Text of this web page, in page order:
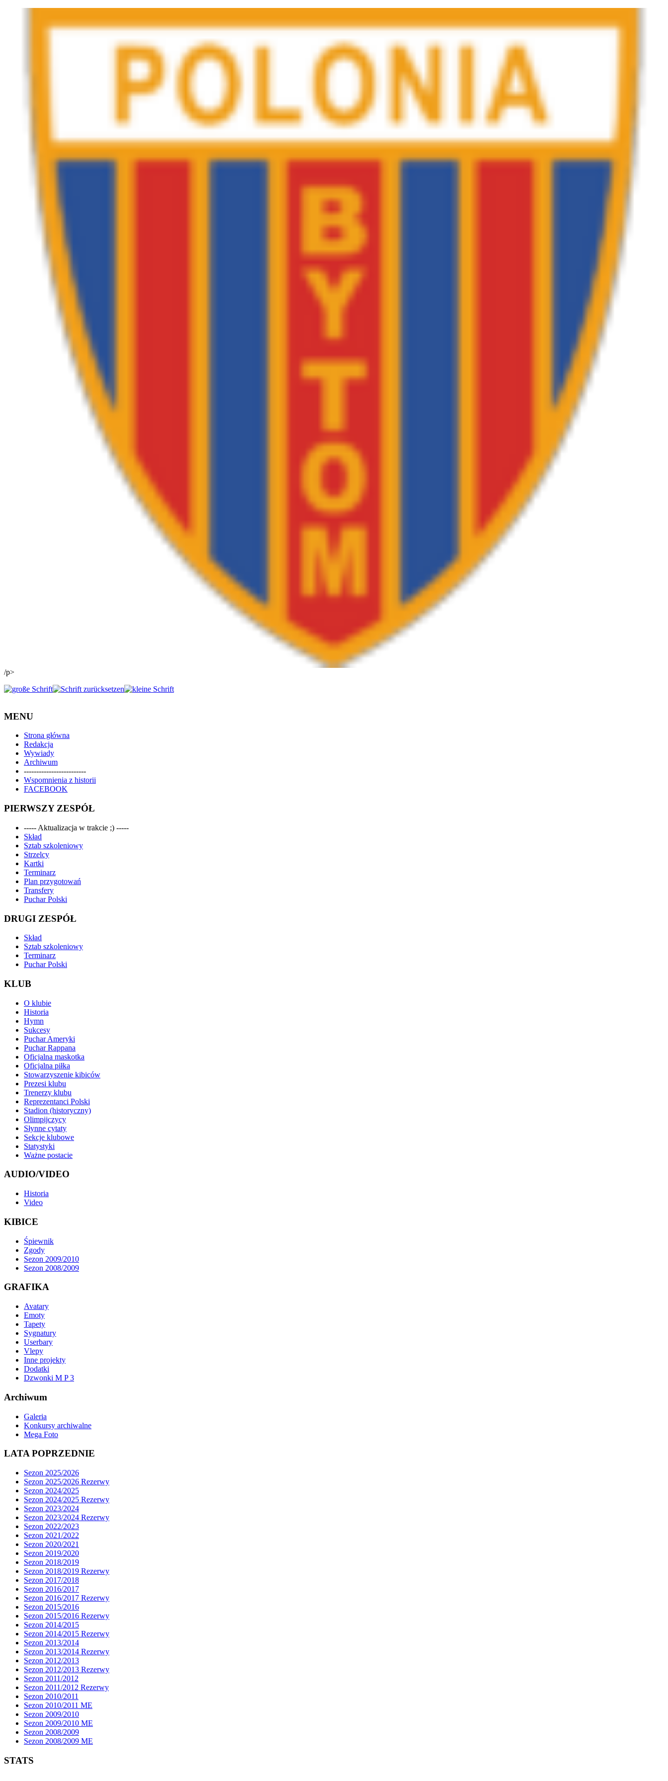
/p>
MENU
Strona główna
Redakcja
Wywiady
Archiwum
-------------------------
Wspomnienia z historii
FACEBOOK
PIERWSZY ZESPÓŁ
----- Aktualizacja w trakcie ;) -----
Skład
Sztab szkoleniowy
Strzelcy
Kartki
Terminarz
Plan przygotowań
Transfery
Puchar Polski
DRUGI ZESPÓŁ
Skład
Sztab szkoleniowy
Terminarz
Puchar Polski
KLUB
O klubie
Historia
Hymn
Sukcesy
Puchar Ameryki
Puchar Rappana
Oficjalna maskotka
Oficjalna piłka
Stowarzyszenie kibiców
Prezesi klubu
Trenerzy klubu
Reprezentanci Polski
Stadion (historyczny)
Olimpijczycy
Słynne cytaty
Sekcje klubowe
Statystyki
Ważne postacie
AUDIO/VIDEO
Historia
Video
KIBICE
Śpiewnik
Zgody
Sezon 2009/2010
Sezon 2008/2009
GRAFIKA
Avatary
Emoty
Tapety
Sygnatury
Userbary
Vlepy
Inne projekty
Dodatki
Dzwonki M P 3
Archiwum
Galeria
Konkursy archiwalne
Mega Foto
LATA POPRZEDNIE
Sezon 2025/2026
Sezon 2025/2026 Rezerwy
Sezon 2024/2025
Sezon 2024/2025 Rezerwy
Sezon 2023/2024
Sezon 2023/2024 Rezerwy
Sezon 2022/2023
Sezon 2021/2022
Sezon 2020/2021
Sezon 2019/2020
Sezon 2018/2019
Sezon 2018/2019 Rezerwy
Sezon 2017/2018
Sezon 2016/2017
Sezon 2016/2017 Rezerwy
Sezon 2015/2016
Sezon 2015/2016 Rezerwy
Sezon 2014/2015
Sezon 2014/2015 Rezerwy
Sezon 2013/2014
Sezon 2013/2014 Rezerwy
Sezon 2012/2013
Sezon 2012/2013 Rezerwy
Sezon 2011/2012
Sezon 2011/2012 Rezerwy
Sezon 2010/2011
Sezon 2010/2011 ME
Sezon 2009/2010
Sezon 2009/2010 ME
Sezon 2008/2009
Sezon 2008/2009 ME
STATS